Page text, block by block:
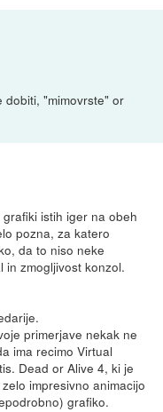
dobiti, "mimovrste" or
istih iger na obeh
pozna, za katero
da to niso neke
in zmogljivost konzol.
primerjave nekak ne
ima recimo Virtual
Dead or Alive 4, ki je
impresivno animacijo
grafiko.